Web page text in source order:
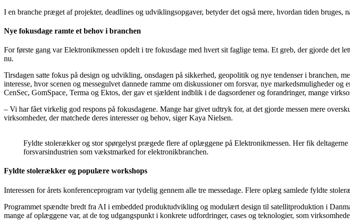
I en branche præget af projekter, deadlines og udviklingsopgaver, betyder det også mere, hvordan tiden bruges,
Nye fokusdage ramte et behov i branchen
For første gang var Elektronikmessen opdelt i tre fokusdage med hvert sit faglige tema. Et greb, der gjorde det
nu.
Tirsdagen satte fokus på design og udvikling, onsdagen på sikkerhed, geopolitik og nye tendenser i branchen,
interesse, hvor scenen og messegulvet dannede ramme om diskussioner om forsvar, nye markedsmuligheder
CenSec, GomSpace, Terma og Ektos, der gav et sjældent indblik i de dagsordener og forandringer, mange
– Vi har fået virkelig god respons på fokusdagene. Mange har givet udtryk for, at det gjorde messen mere
virksomheder, der matchede deres interesser og behov, siger Kaya Nielsen.
Fyldte stolerækker og stor spørgelyst prægede flere af oplæggene på Elektronikmessen. Her fik
forsvarsindustrien som vækstmarked for elektronikbranchen.
Fyldte stolerækker og populære workshops
Interessen for årets konferenceprogram var tydelig gennem alle tre messedage. Flere oplæg samlede fyldte
Programmet spændte bredt fra AI i embedded produktudvikling og modulært design til satellitproduktion i
mange af oplæggene var, at de tog udgangspunkt i konkrete udfordringer, cases og teknologier, som